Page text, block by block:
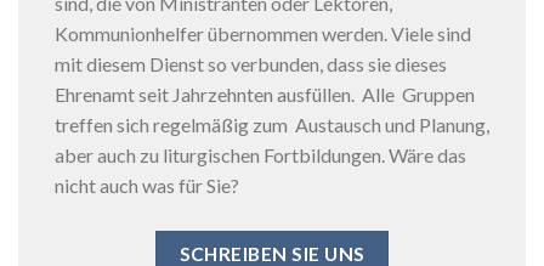
Kommunionhelfer übernommen werden. Viele sind
mit diesem Dienst so verbunden, dass sie dieses
Ehrenamt seit Jahrzehnten ausfüllen. Alle Gruppen
treffen sich regelmäßig zum Austausch und Planung,
aber auch zu liturgischen Fortbildungen. Wäre das
nicht auch was für Sie?
SCHREIBEN SIE UNS